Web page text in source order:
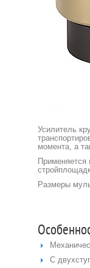
Усилитель
момента, а
Применяется
Размеры
С